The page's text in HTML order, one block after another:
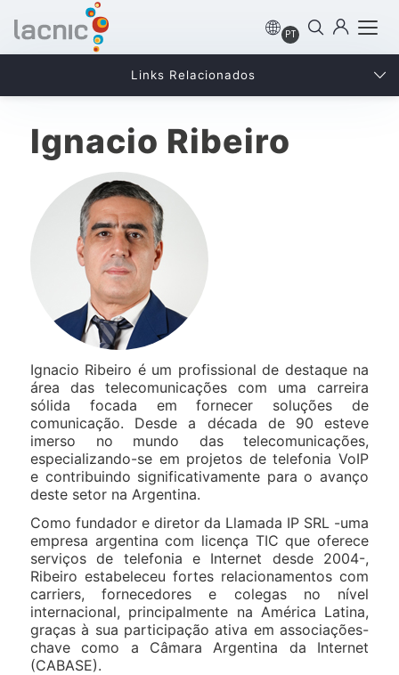
PT
Ignacio Ribeiro
Ignacio Ribeiro é um profissional de destaque na
área das telecomunicações com uma carreira
sólida focada em fornecer soluções de
comunicação. Desde a década de 90 esteve
imerso no mundo das telecomunicações,
especializando-se em projetos de telefonia VoIP
e contribuindo significativamente para o avanço
deste setor na Argentina.
Como fundador e diretor da Llamada IP SRL -uma
empresa argentina com licença TIC que oferece
serviços de telefonia e Internet desde 2004-,
Ribeiro estabeleceu fortes relacionamentos com
carriers, fornecedores e colegas no nível
internacional, principalmente na América Latina,
graças à sua participação ativa em associações-
chave como a Câmara Argentina da Internet
(CABASE).
Links Relacionados